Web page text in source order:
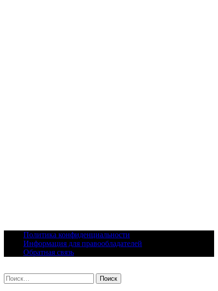
content
Политика конфиденциальности
Информация для правообладателей
Обратная связь
Найти: